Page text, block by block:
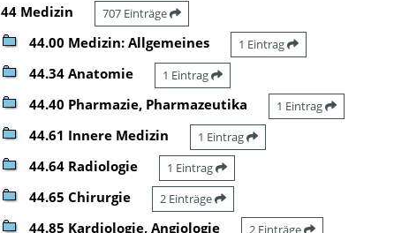
44 Medizin 707 Einträge
44.00 Medizin: Allgemeines 1 Eintrag
44.34 Anatomie 1 Eintrag
44.40 Pharmazie, Pharmazeutika 1 Eintrag
44.61 Innere Medizin 1 Eintrag
44.64 Radiologie 1 Eintrag
44.65 Chirurgie 2 Einträge
44.85 Kardiologie, Angiologie 2 Einträge